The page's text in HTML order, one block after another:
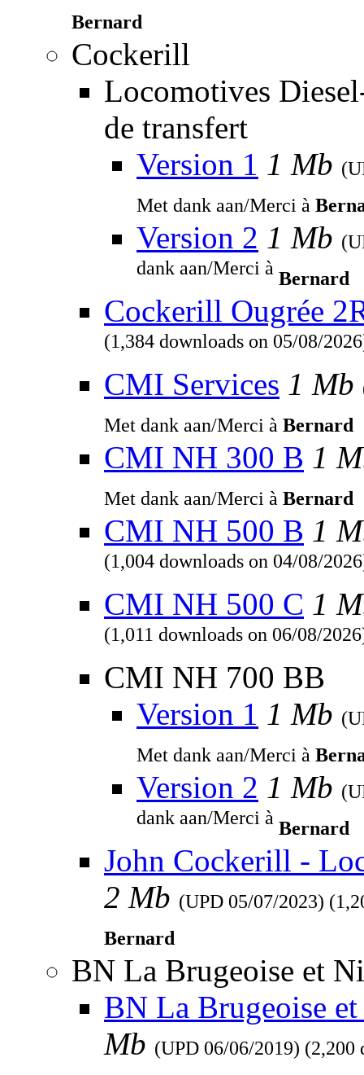
Bernard
Cockerill
Locomotives
de transfert
Version 1 1 Mb
Met dank aan/Merci à
Version 2 1 Mb
dank aan/Merci à Bernard
Cockerill Ougrée
(1,384 downloads on 05/08/
CMI Services 1 Mb
Met dank aan/Merci à Bernard
CMI NH 300 B 1
Met dank aan/Merci à Bernard
CMI NH 500 B 1
(1,004 downloads on 04/08/
CMI NH 500 C 1
(1,011 downloads on 06/08/
CMI NH 700 BB
Version 1 1 Mb
Met dank aan/Merci à
Version 2 1 Mb
dank aan/Merci à Bernard
John Cockerill -
2 Mb (UPD 05/07/2023)
Bernard
BN La Brugeoise et
BN La Brugeoise
Mb (UPD 06/06/2019) (2,200